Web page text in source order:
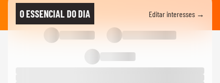
Adolescente morre após fonte desabar
durante comemoração do título...
COPA DO MUNDO DA FIFA 2026
Torcedores argentinos entram em
confronto com a PM no RJ após...
O ESSENCIAL DO DIA Editar interesses →